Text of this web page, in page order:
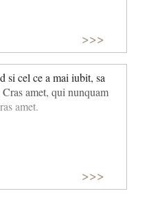
>>>
si cel ce a mai iubit, sa
amet, qui nunquam
amet.
>>>